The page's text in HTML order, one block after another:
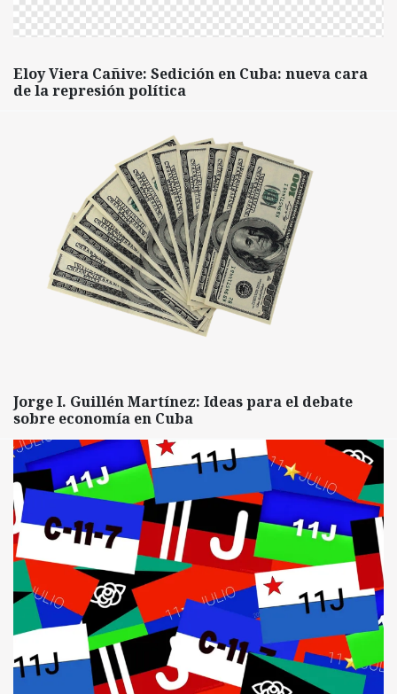
Eloy Viera Cañive: Sedición en Cuba: nueva cara
de la represión política
Jorge I. Guillén Martínez: Ideas para el debate
sobre economía en Cuba